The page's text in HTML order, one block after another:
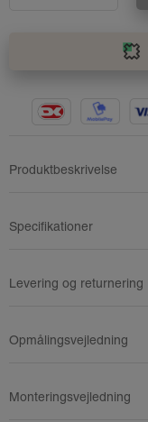
Produktbeskrivelse
Specifikationer
Levering og returnering
Opmålingsvejledning
Monteringsvejledning